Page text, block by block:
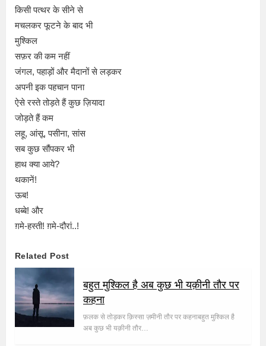
किसी पत्थर के सीने से
मचलकर फूटने के बाद भी
मुश्किल
सफ़र की कम नहीं
जंगल, पहाड़ों और मैदानों से लड़कर
अपनी इक पहचान पाना
ऐसे रस्ते तोड़ते हैं कुछ ज़ियादा
जोड़ते हैं कम
लहू, आंसू, पसीना, सांस
सब कुछ सौंपकर भी
हाथ क्या आये?
थकानें!
ऊब!
धब्बे! और
ग़मे-हस्ती! ग़मे-दौरां..!
Related Post
बहुत मुश्किल है अब कुछ भी यक़ीनी तौर पर
कहना
फ़लक से तोड़कर क़िस्सा ज़मीनी तौर पर कहनाबहुत मुश्किल है
अब कुछ भी यक़ीनी तौर…